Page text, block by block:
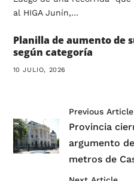
al HIGA Junín,…
Planilla de aumento de
según categoría
10 JULIO, 2026
Previous Article
Provincia
argumento
metros de